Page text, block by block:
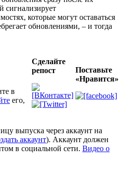
сигнализирует
которые могут оставаться
обновлениями, – и тогда
в
его,
Сделайте
репост
Поставьте
«Нравится»
выпуска через аккаунт на
аккаунт). Аккаунт должен
в социальной сети. Видео о